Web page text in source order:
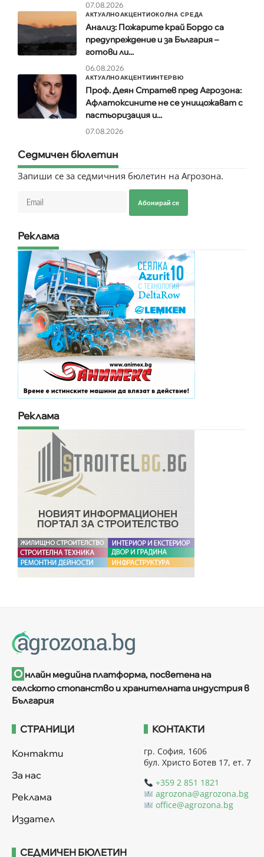
07.08.2026
АКТУАЛНОАКЦЕНТИОКОЛНА СРЕДА
Анализ: Пожарите край Бордо са
предупреждение и за България –
готови ли...
06.08.2026
АКТУАЛНОАКЦЕНТИИНТЕРВЮ
Проф. Деян Стратев пред Агрозона:
Афлатоксините не се унищожават с
пастьоризация и...
07.08.2026
Седмичен бюлетин
Запиши се за седмичния бюлетин на Агрозона.
Абонирай се
Реклама
Реклама
О нлайн медийна платформа, посветена на
селското стопанство и хранителната индустрия в
България
СТРАНИЦИ
Контакти
За нас
Реклама
Издател
КОНТАКТИ
гр. София, 1606
бул. Христо Ботев 17, ет. 7
+359 2 851 1821
agrozona@agrozona.bg
office@agrozona.bg
СЕДМИЧЕН БЮЛЕТИН